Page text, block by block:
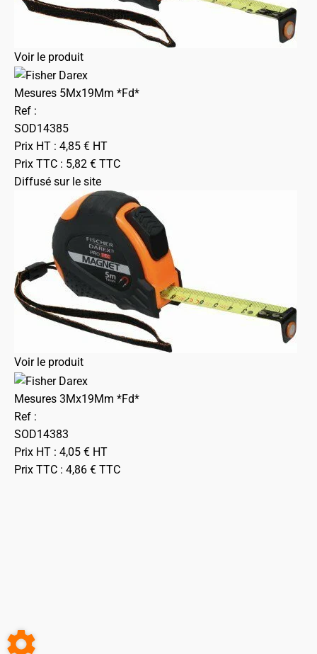
Voir le produit
Mesures 5Mx19Mm *Fd*
Ref :
SOD14385
Prix HT : 4,85 € HT
Prix TTC : 5,82 € TTC
Diffusé sur le site
Voir le produit
Mesures 3Mx19Mm *Fd*
Ref :
SOD14383
Prix HT : 4,05 € HT
Prix TTC : 4,86 € TTC